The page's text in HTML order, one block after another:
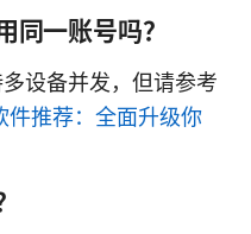
同一账号吗？
设备并发，但请参考
件推荐：全面升级你